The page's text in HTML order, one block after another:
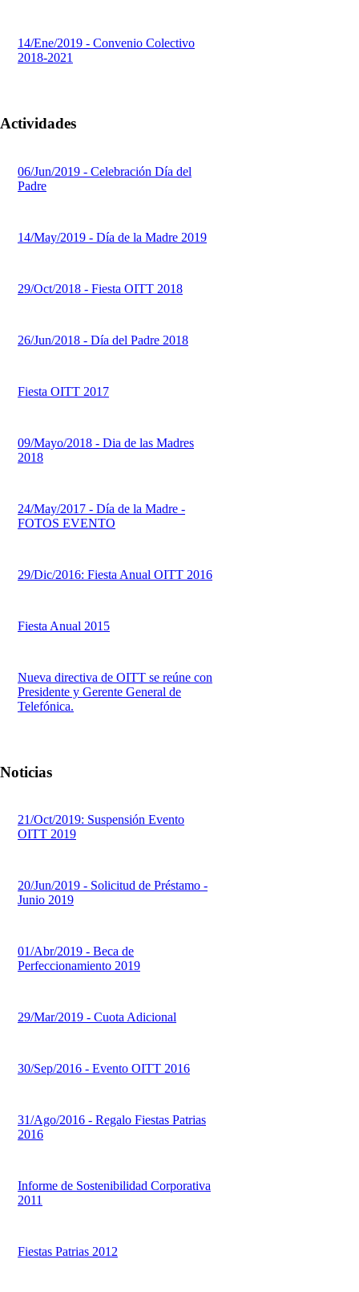
14/Ene/2019 - Convenio Colectivo
2018-2021
Actividades
06/Jun/2019 - Celebración Día del
Padre
14/May/2019 - Día de la Madre 2019
29/Oct/2018 - Fiesta OITT 2018
26/Jun/2018 - Día del Padre 2018
Fiesta OITT 2017
09/Mayo/2018 - Dia de las Madres
2018
24/May/2017 - Día de la Madre -
FOTOS EVENTO
29/Dic/2016: Fiesta Anual OITT 2016
Fiesta Anual 2015
Nueva directiva de OITT se reúne con
Presidente y Gerente General de
Telefónica.
Noticias
21/Oct/2019: Suspensión Evento
OITT 2019
20/Jun/2019 - Solicitud de Préstamo -
Junio 2019
01/Abr/2019 - Beca de
Perfeccionamiento 2019
29/Mar/2019 - Cuota Adicional
30/Sep/2016 - Evento OITT 2016
31/Ago/2016 - Regalo Fiestas Patrias
2016
Informe de Sostenibilidad Corporativa
2011
Fiestas Patrias 2012